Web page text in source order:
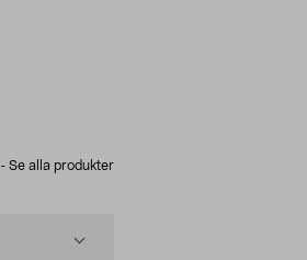
- Se alla produkter